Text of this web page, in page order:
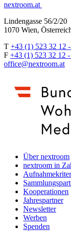
nextroom.at
Lindengasse 56/2/20
1070 Wien,
T +43 (1) 523 32 12
F +43 (1) 523 32 12 -
office@nextroom.at
Über nextroom
nextroom in
Kooperationen
Jahrespartner
Newsletter
Werben
Spenden